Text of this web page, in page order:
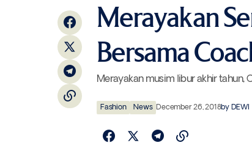
Merayakan
Bersama
Merayakan musim libur akhir tahun,
Fashion News December 26, 2018by DEWI